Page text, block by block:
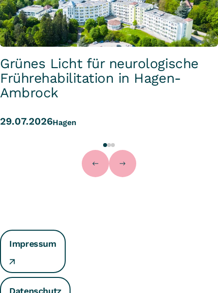
Grünes Licht für neurologische
Frührehabilitation in Hagen-
Ambrock
29.07.2026Hagen
Impressum
Datenschutz